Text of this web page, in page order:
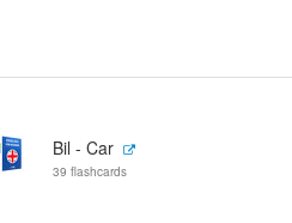
Bil - Car
39 flashcards